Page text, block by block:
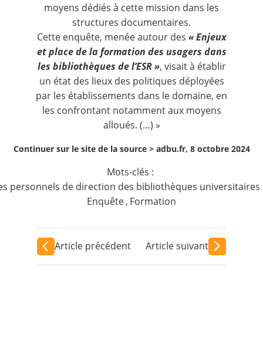
moyens dédiés à cette mission dans les
structures documentaires.
Cette enquête, menée autour des « Enjeux
et place de la formation des usagers dans
les bibliothèques de l’ESR », visait à établir
un état des lieux des politiques déployées
par les établissements dans le domaine, en
les confrontant notamment aux moyens
alloués. (…) »
Continuer sur le site de la source > adbu.fr, 8 octobre 2024
Mots-clés :
personnels de direction des bibliothèques
Enquête, Formation
Article précédent Article suivant